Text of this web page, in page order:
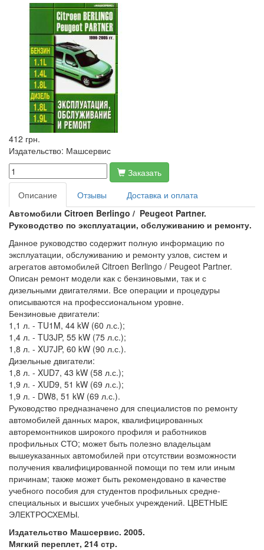
412 грн.
Издательство: Машсервис
Заказать
Описание
Отзывы
Доставка и оплата
Автомобили Citroen Berlingo / Peugeot Partner.
Руководство по эксплуатации, обслуживанию и ремонту.
Данное руководство содержит полную информацию по
эксплуатации, обслуживанию и ремонту узлов, систем и
агрегатов автомобилей Citroen Berlingo / Peugeot Partner.
Описан ремонт модели как с бензиновыми, так и с
дизельными двигателями. Все операции и процедуры
описываются на профессиональном уровне.
Бензиновые двигатели:
1,1 л. - TU1M, 44 kW (60 л.с.);
1,4 л. - TU3JP, 55 kW (75 л.с.);
1,8 л. - XU7JP, 60 kW (90 л.с.).
Дизельные двигатели:
1,8 л. - XUD7, 43 kW (58 л.с.);
1,9 л. - XUD9, 51 kW (69 л.с.);
1,9 л. - DW8, 51 kW (69 л.с.).
Руководство предназначено для специалистов по ремонту
автомобилей данных марок, квалифицированных
авторемонтников широкого профиля и работников
профильных СТО; может быть полезно владельцам
вышеуказанных автомобилей при отсутствии возможности
получения квалифицированной помощи по тем или иным
причинам; также может быть рекомендовано в качестве
учебного пособия для студентов профильных средне-
специальных и высших учебных учреждений. ЦВЕТНЫЕ
ЭЛЕКТРОСХЕМЫ.
Издательство Машсервис. 2005.
Мягкий переплет, 214 стр.